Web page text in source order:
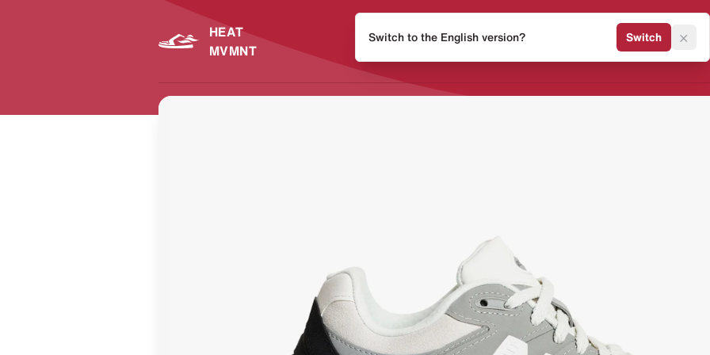
HEAT
MVMNT
Release Kalender Sneaker
Switch to the English version? Switch ×